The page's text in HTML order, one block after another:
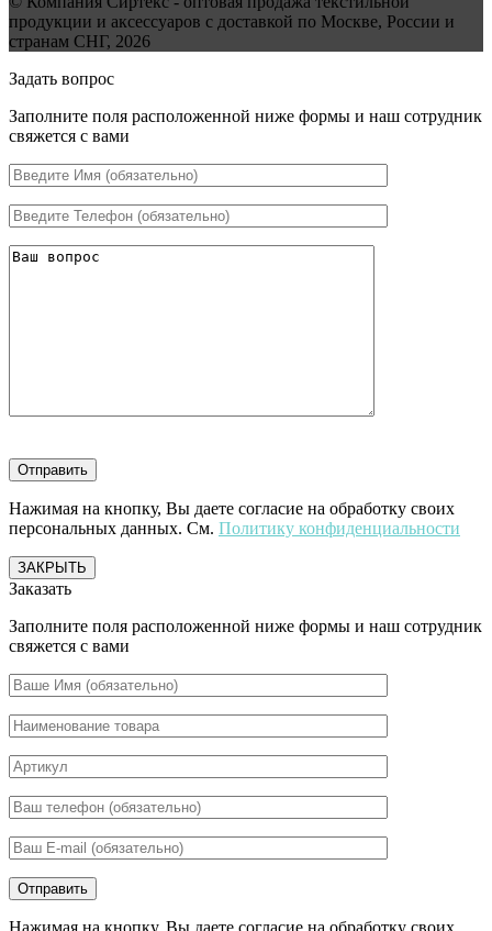
продукции и аксессуаров с доставкой по Москве, России и
странам СНГ, 2026
Задать вопрос
Заполните поля расположенной ниже формы и наш сотрудник
свяжется с вами
Нажимая на кнопку, Вы даете согласие на обработку своих
персональных данных. См. Политику конфиденциальности
ЗАКРЫТЬ
Заказать
Заполните поля расположенной ниже формы и наш сотрудник
свяжется с вами
Нажимая на кнопку, Вы даете согласие на обработку своих